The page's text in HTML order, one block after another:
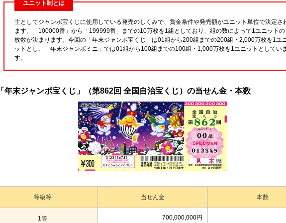
ユニット制とは
主としてジャンボ宝くじに使用している発売のしくみで、賞金条件や発売額がユニット単位で決定さ
ます。「100000番」から「199999番」までの10万枚を1組としており、組の数によって1ユニットの
枚数が決まります。今回の「年末ジャンボ宝くじ」は01組から200組までの200組・2,000万枚を1ユ
ットとし、「年末ジャンボミニ」では01組から100組までの100組・1,000万枚を1ユニットとしていま
す。
「年末ジャンボ宝くじ」（第862回 全国自治宝くじ）の当せん金・本数
等級等 当せん金 本数
1等 700,000,000円